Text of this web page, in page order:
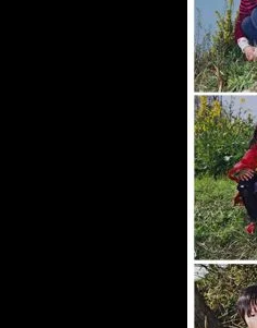
19,052个
关于M+
探索世界顶级的二
一世纪视觉文化藏